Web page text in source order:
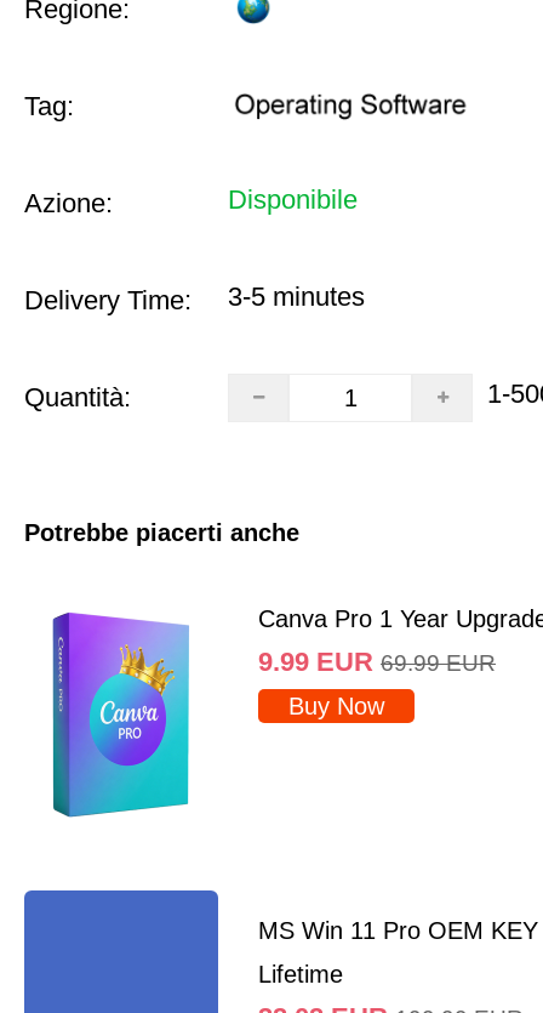
Regione:
Tag:
Azione: Disponibile
Delivery Time: 3-5 minutes
Quantità: 1-
Potrebbe piacerti anche
Canva Pro 1 Year
9.99 EUR 69.99 EUR
Buy Now
MS Win 11 Pro OEM
Lifetime